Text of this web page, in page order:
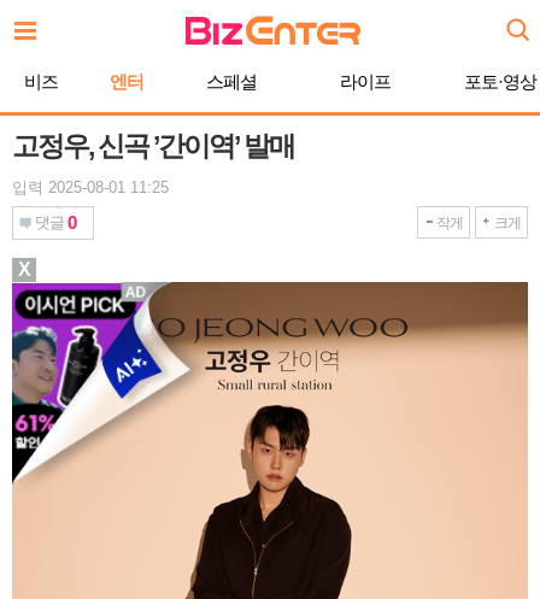
문
비즈 엔터 스페셜 라이프 포토·영상
고정우, 신곡 ’간이역’ 발매
입력 2025-08-01 11:25
댓글 0 작게 크게
X